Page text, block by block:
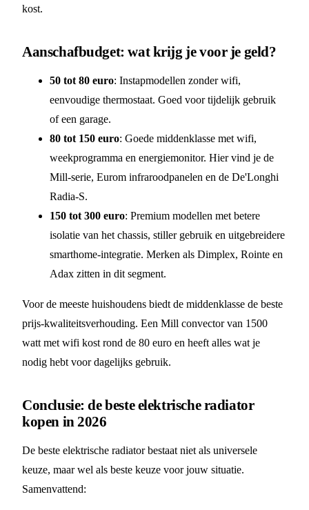
kost.
Aanschafbudget: wat krijg je voor je geld?
50 tot 80 euro: Instapmodellen zonder wifi,
eenvoudige thermostaat. Goed voor tijdelijk gebruik
of een garage.
80 tot 150 euro: Goede middenklasse met wifi,
weekprogramma en energiemonitor. Hier vind je de
Mill-serie, Eurom infraroodpanelen en de De'Longhi
Radia-S.
150 tot 300 euro: Premium modellen met betere
isolatie van het chassis, stiller gebruik en uitgebreidere
smarthome-integratie. Merken als Dimplex, Rointe en
Adax zitten in dit segment.
Voor de meeste huishoudens biedt de middenklasse de beste
prijs-kwaliteitsverhouding. Een Mill convector van 1500
watt met wifi kost rond de 80 euro en heeft alles wat je
nodig hebt voor dagelijks gebruik.
Conclusie: de beste elektrische radiator
kopen in 2026
De beste elektrische radiator bestaat niet als universele
keuze, maar wel als beste keuze voor jouw situatie.
Samenvattend: